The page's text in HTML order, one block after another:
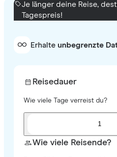
Je länger deine Reise,
Tagespreis!
Erhalte unbegrenzte
Reisedauer
Wie viele Tage verreist du?
1
Wie viele Reisende?